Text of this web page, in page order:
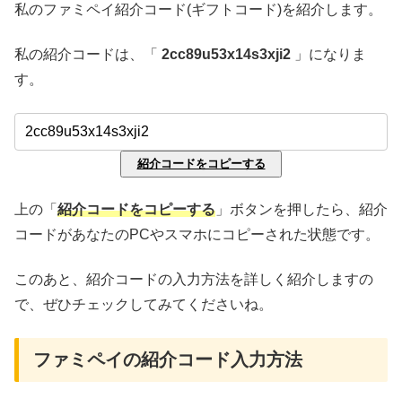
私のファミペイ紹介コード(ギフトコード)を紹介します。
私の紹介コードは、「 2cc89u53x14s3xji2 」になりま
す。
紹介コードをコピーする
上の「 紹介コードをコピーする 」ボタンを押したら、紹介
コードがあなたのPCやスマホにコピーされた状態です。
このあと、紹介コードの入力方法を詳しく紹介しますの
で、ぜひチェックしてみてくださいね。
ファミペイの紹介コード入力方法